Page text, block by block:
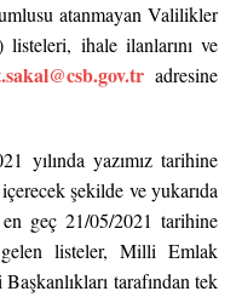
atanmayan Valilikler
ihale ilanlarını ve
adresine
yılında yazımız tarihine
şekilde ve yukarıda
geç 21/05/2021 tarihine
listeler, Milli Emlak
tarafından tek